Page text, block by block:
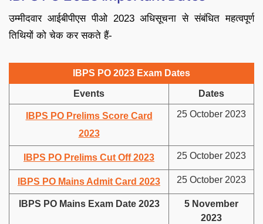
उम्मीदवार आईबीपीएस पीओ 2023 अधिसूचना से संबंधित महत्वपूर्ण
तिथियों को चेक कर सकते हैं-
IBPS PO 2023 Exam Dates
Events Dates
IBPS PO Prelims Score Card
2023
25 October 2023
IBPS PO Prelims Cut Off 2023 25 October 2023
IBPS PO Mains Admit Card 2023 25 October 2023
IBPS PO Mains Exam Date 2023
5 November
2023